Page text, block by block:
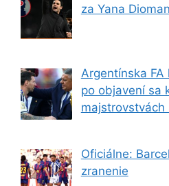
za Yana
Argentínska FA
po objavení sa
Oficiálne:
zranenie